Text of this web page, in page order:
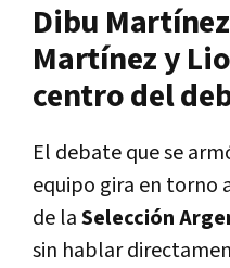
Dibu
Martínez y
centro del
El debate que se
equipo gira en torno
de laSelección
sin hablar